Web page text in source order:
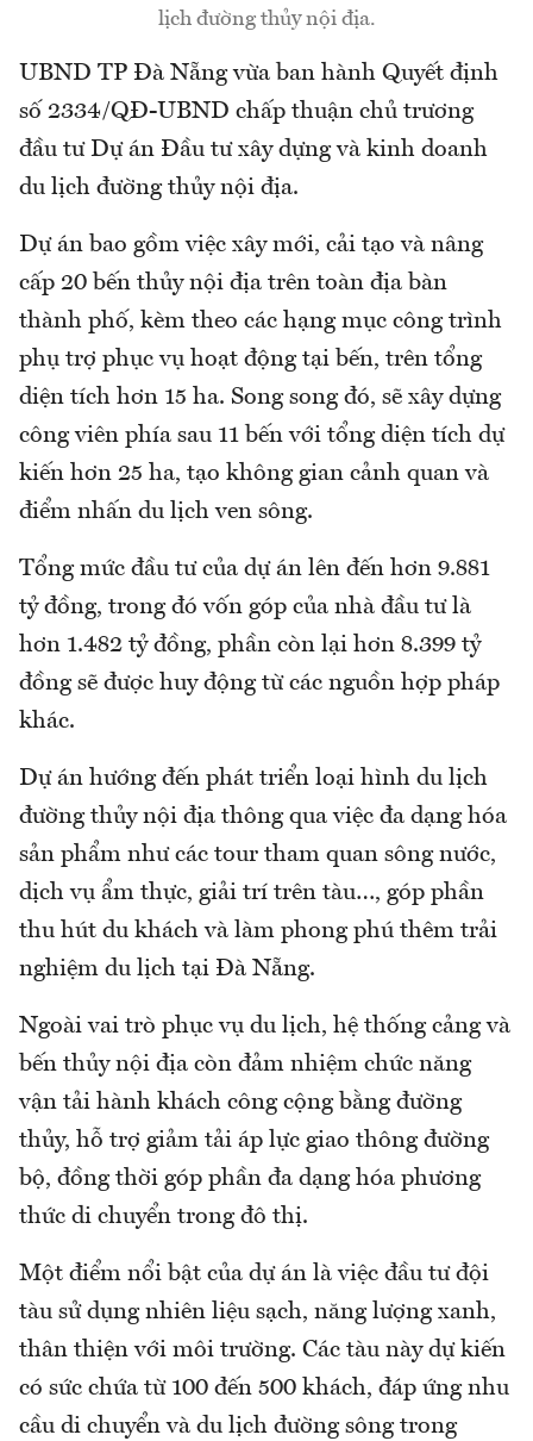
lịch đường thủy nội địa.
UBND TP Đà Nẵng vừa ban hành Quyết định
số 2334/QĐ-UBND chấp thuận chủ trương
đầu tư Dự án Đầu tư xây dựng và kinh doanh
du lịch đường thủy nội địa.
Dự án bao gồm việc xây mới, cải tạo và nâng
cấp 20 bến thủy nội địa trên toàn địa bàn
thành phố, kèm theo các hạng mục công trình
phụ trợ phục vụ hoạt động tại bến, trên tổng
diện tích hơn 15 ha. Song song đó, sẽ xây dựng
công viên phía sau 11 bến với tổng diện tích dự
kiến hơn 25 ha, tạo không gian cảnh quan và
điểm nhấn du lịch ven sông.
Tổng mức đầu tư của dự án lên đến hơn 9.881
tỷ đồng, trong đó vốn góp của nhà đầu tư là
hơn 1.482 tỷ đồng, phần còn lại hơn 8.399 tỷ
đồng sẽ được huy động từ các nguồn hợp pháp
khác.
Dự án hướng đến phát triển loại hình du lịch
đường thủy nội địa thông qua việc đa dạng hóa
sản phẩm như các tour tham quan sông nước,
dịch vụ ẩm thực, giải trí trên tàu…, góp phần
thu hút du khách và làm phong phú thêm trải
nghiệm du lịch tại Đà Nẵng.
Ngoài vai trò phục vụ du lịch, hệ thống cảng và
bến thủy nội địa còn đảm nhiệm chức năng
vận tải hành khách công cộng bằng đường
thủy, hỗ trợ giảm tải áp lực giao thông đường
bộ, đồng thời góp phần đa dạng hóa phương
thức di chuyển trong đô thị.
Một điểm nổi bật của dự án là việc đầu tư đội
tàu sử dụng nhiên liệu sạch, năng lượng xanh,
thân thiện với môi trường. Các tàu này dự kiến
có sức chứa từ 100 đến 500 khách, đáp ứng nhu
cầu di chuyển và du lịch đường sông trong